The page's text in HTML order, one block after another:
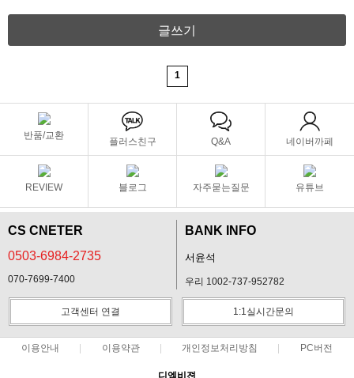
글쓰기
1
반품/교환
플러스친구 Q&A 네이버까페
REVIEW 블로그 자주묻는질문 유튜브
CS CNETER
0503-6984-2735
070-7699-7400
BANK INFO
서윤석
우리 1002-737-952782
고객센터 연결 1:1실시간문의
이용안내 이용약관 개인정보처리방침 PC버전
디엠비젼